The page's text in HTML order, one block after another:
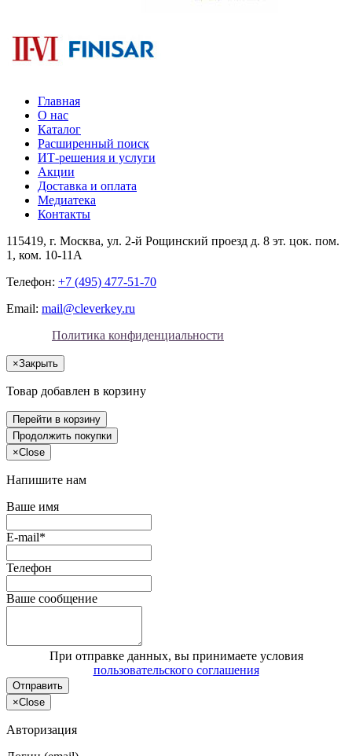
Главная
О нас
Каталог
Расширенный поиск
ИТ-решения и услуги
Акции
Доставка и оплата
Медиатека
Контакты
115419, г. Москва, ул. 2-й Рощинский проезд д. 8 эт. цок. пом.
1, ком. 10-11А
Телефон: +7 (495) 477-51-70
Email: mail@cleverkey.ru
Политика конфиденциальности
×Закрыть
Товар добавлен в корзину
Перейти в корзину
Продолжить покупки
×Close
Напишите нам
Ваше имя
E-mail*
Телефон
Ваше сообщение
При отправке данных, вы принимаете условия
пользовательского соглашения
Отправить
×Close
Авторизация